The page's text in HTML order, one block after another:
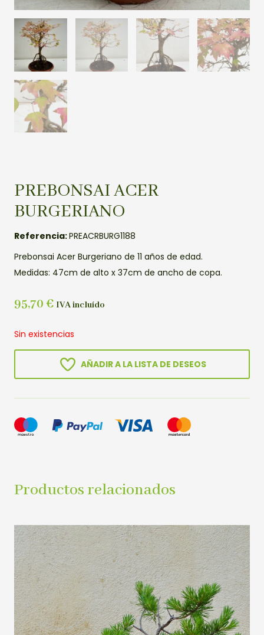
PREBONSAI ACER
BURGERIANO
Referencia:PREACRBURG1188
Prebonsai Acer Burgeriano de 11 años de edad.
Medidas: 47cm de alto x 37cm de ancho de copa.
95,70 € IVA incluído
Sin existencias
AÑADIR A LA LISTA DE DESEOS
Productos relacionados